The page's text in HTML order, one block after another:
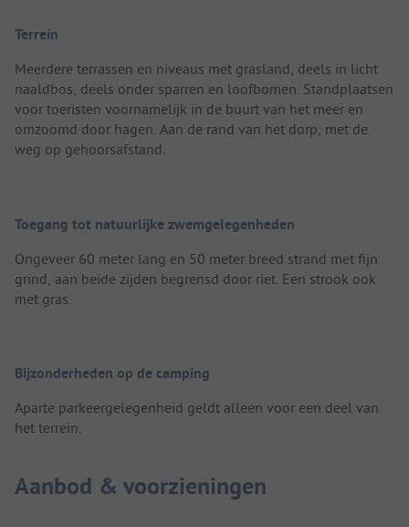
Terrein
Meerdere terrassen en niveaus met grasland, deels in licht
naaldbos, deels onder sparren en loofbomen. Standplaatsen
voor toeristen voornamelijk in de buurt van het meer en
omzoomd door hagen. Aan de rand van het dorp, met de
weg op gehoorsafstand.
Toegang tot natuurlijke zwemgelegenheden
Ongeveer 60 meter lang en 50 meter breed strand met fijn
grind, aan beide zijden begrensd door riet. Een strook ook
met gras.
Bijzonderheden op de camping
Aparte parkeergelegenheid geldt alleen voor een deel van
het terrein.
Aanbod & voorzieningen